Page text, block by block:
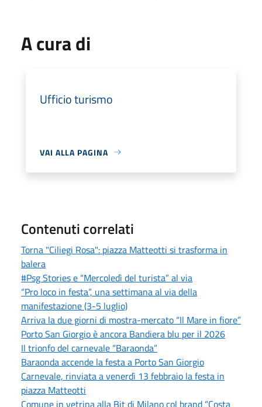
A cura di
Ufficio turismo
VAI ALLA PAGINA
Contenuti correlati
Torna "Ciliegi Rosa": piazza Matteotti si trasforma in
balera
#Psg Stories e “Mercoledì del turista” al via
“Pro loco in festa”, una settimana al via della
manifestazione (3-5 luglio)
Arriva la due giorni di mostra-mercato “Il Mare in fiore”
Porto San Giorgio è ancora Bandiera blu per il 2026
Il trionfo del carnevale “Baraonda”
Baraonda accende la festa a Porto San Giorgio
Carnevale, rinviata a venerdì 13 febbraio la festa in
piazza Matteotti
Comune in vetrina alla Bit di Milano col brand “Costa